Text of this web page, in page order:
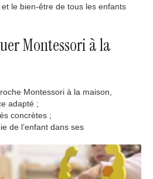
le bien-être de tous les enfants
Montessori à la
Montessori à la maison,
adapté ;
concrètes ;
de l’enfant dans ses